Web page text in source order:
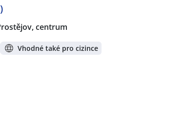
centrum
Vhodné také pro cizince